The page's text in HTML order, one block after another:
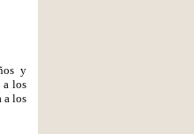
y
a los
a los